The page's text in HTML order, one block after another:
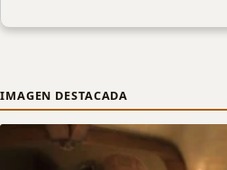
IMAGEN DESTACADA